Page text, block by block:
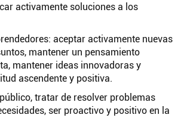
activamente soluciones a los
aceptar activamente nuevas
mantener un pensamiento
mantener ideas innovadoras y
ascendente y positiva.
tratar de resolver problemas
ser proactivo y positivo en la